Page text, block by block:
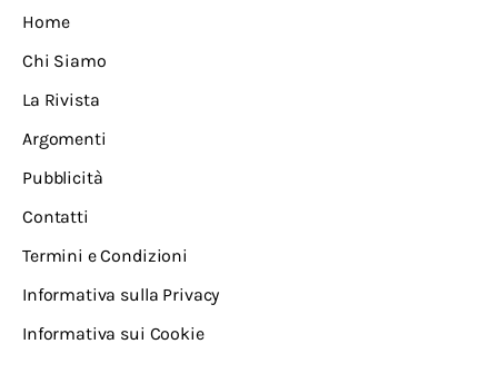
Home
Chi Siamo
La Rivista
Argomenti
Pubblicità
Contatti
Termini e Condizioni
Informativa sulla Privacy
Informativa sui Cookie